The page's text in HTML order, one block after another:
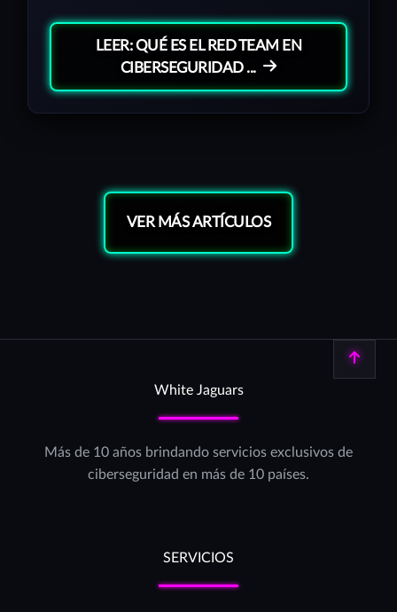
LEER: QUÉ ES EL RED TEAM EN
CIBERSEGURIDAD ...
VER MÁS ARTÍCULOS
White Jaguars
Más de 10 años brindando servicios exclusivos de
ciberseguridad en más de 10 países.
SERVICIOS